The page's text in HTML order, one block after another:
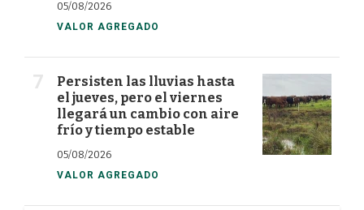
05/08/2026
VALOR AGREGADO
Persisten las lluvias hasta
el jueves, pero el viernes
llegará un cambio con aire
frío y tiempo estable
05/08/2026
VALOR AGREGADO